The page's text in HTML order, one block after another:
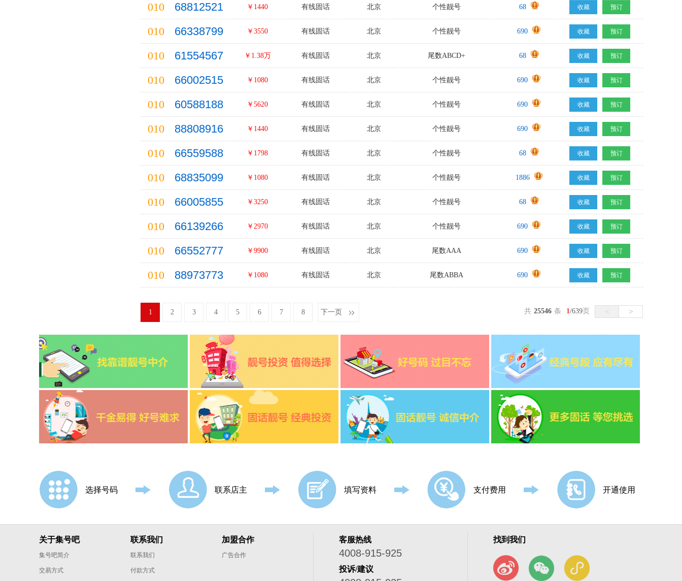
大庆
东方
定安
定西
大兴安岭
大理
德宏
达州
E 鄂州
鄂尔多斯
010 68812521 ￥1440 有线固话 北京 个性靓号 68 收藏 预订
010 66338799 ￥3550 有线固话 北京 个性靓号 690 收藏 预订
010 61554567 ￥1.38万 有线固话 北京 尾数ABCD+ 68 收藏 预订
010 66002515 ￥1080 有线固话 北京 个性靓号 690 收藏 预订
010 60588188 ￥5620 有线固话 北京 个性靓号 690 收藏 预订
010 88808916 ￥1440 有线固话 北京 个性靓号 690 收藏 预订
010 66559588 ￥1798 有线固话 北京 个性靓号 68 收藏 预订
010 68835099 ￥1080 有线固话 北京 个性靓号 1886 收藏 预订
010 66005855 ￥3250 有线固话 北京 个性靓号 68 收藏 预订
010 66139266 ￥2970 有线固话 北京 个性靓号 690 收藏 预订
010 66552777 ￥9900 有线固话 北京 尾数AAA 690 收藏 预订
010 88973773 ￥1080 有线固话 北京 尾数ABBA 690 收藏 预订
1 2 3 4 5 6 7 8 下一页 共 25546 条 1/639页 < >
选择号码 联系店主 填写资料 支付费用 开通使用
关于集号吧
集号吧简介
交易方式
联系我们
联系我们
付款方式
加盟合作
广告合作
客服热线
4008-915-925
投诉/建议
找到我们